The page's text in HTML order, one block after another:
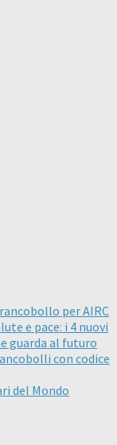
per AIRC
e pace: i 4 nuovi
guarda al futuro
con codice
del Mondo